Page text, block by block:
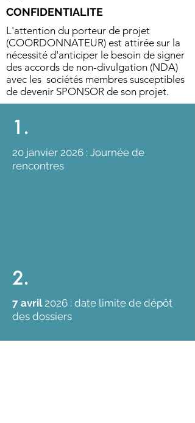
CONFIDENTIALITE
L'attention du porteur de projet
(COORDONNATEUR) est attirée sur la
nécessité d'anticiper le besoin de signer
des accords de non-divulgation (NDA)
avec les sociétés membres susceptibles
de devenir SPONSOR de son projet.
1.
20 janvier 2026 : Journée de
rencontres
2.
7 avril2026 : date limite de dépôt
des dossiers